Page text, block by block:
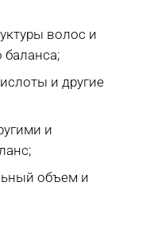
волос и
баланса;
и другие
и
объем и